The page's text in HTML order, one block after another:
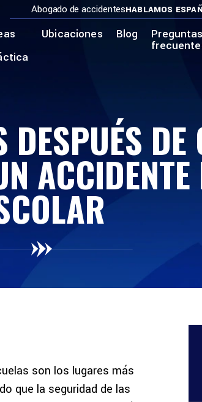
Abogado de accidentesHABLAMOS
Ubicaciones Blog Preguntas
son los lugares más
que la seguridad de las